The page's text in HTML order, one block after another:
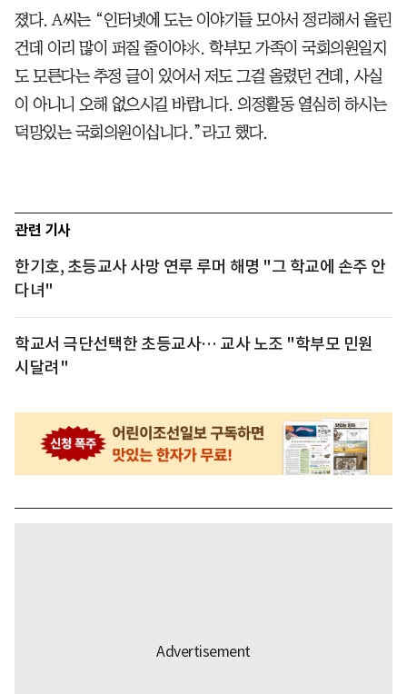
졌다. A씨는 “인터넷에 도는 이야기들 모아서 정리해서 올린
건데 이리 많이 퍼질 줄이야. 학부모 가족이 국회의원일지
도 모른다는 추정 글이 있어서 저도 그걸 올렸던 건데, 사실
이 아니니 오해 없으시길 바랍니다. 의정활동 열심히 하시는
덕망있는 국회의원이십니다.”라고 했다.
관련 기사
한기호, 초등교사 사망 연루 루머 해명 "그 학교에 손주 안
다녀"
학교서 극단선택한 초등교사… 교사 노조 "학부모 민원
시달려"